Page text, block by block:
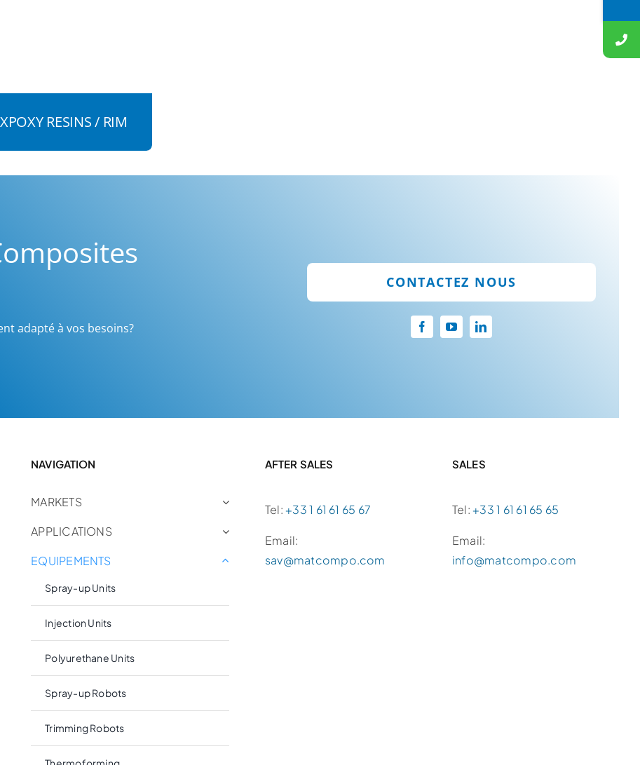
RESINS / RIM
adapté à vos besoins?
CONTACTEZ NOUS
NAVIGATION
MARKETS
APPLICATIONS
EQUIPEMENTS
Spray-up Units
Injection Units
Polyurethane Units
Spray-up Robots
Trimming Robots
AFTER SALES
Tel: +33 1 61 61 65 67
Email:
sav@matcompo.com
SALES
Tel: +33 1 61 61 65 65
Email:
info@matcompo.com